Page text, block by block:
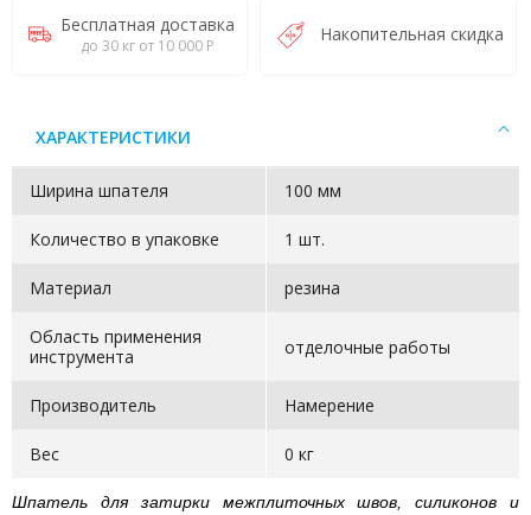
Бесплатная доставка
до 30 кг от 10 000 Р
Накопительная скидка
ХАРАКТЕРИСТИКИ
Ширина шпателя 100 мм
Количество в упаковке 1 шт.
Материал резина
Область применения
инструмента
отделочные работы
Производитель Намерение
Вес 0 кг
Шпатель для затирки межплиточных швов, силиконов и